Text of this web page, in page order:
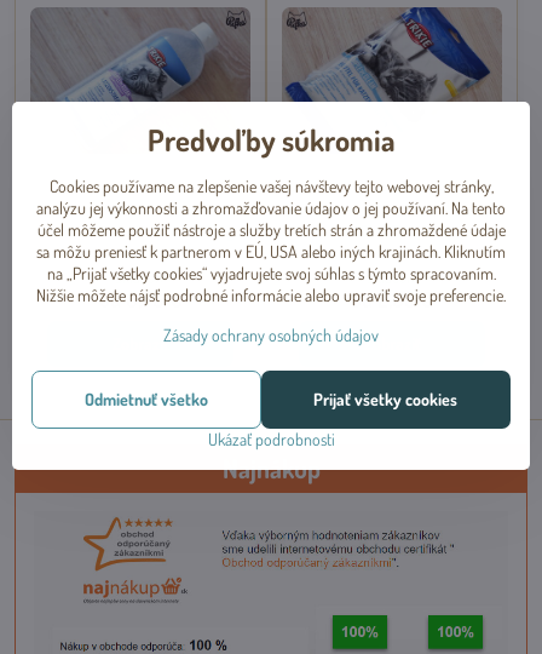
Deodorant do mačacej toalety s
vôňou detského púdru 750g,
Trixie
Skladom
od 6,79 €
Zobraziť
Vrecia do mačacej toalety vel. L
10ks, Trixie
Skladom
od 2,85 €
Zobraziť
Najnákup
Predvoľby súkromia
Cookies používame na zlepšenie vašej návštevy tejto webovej stránky,
analýzu jej výkonnosti a zhromažďovanie údajov o jej používaní. Na tento
účel môžeme použiť nástroje a služby tretích strán a zhromaždené údaje
sa môžu preniesť k partnerom v EÚ, USA alebo iných krajinách. Kliknutím
na „Prijať všetky cookies“ vyjadrujete svoj súhlas s týmto spracovaním.
Nižšie môžete nájsť podrobné informácie alebo upraviť svoje preferencie.
Zásady ochrany osobných údajov
Ukázať podrobnosti
Prijať všetky cookies
Odmietnuť všetko